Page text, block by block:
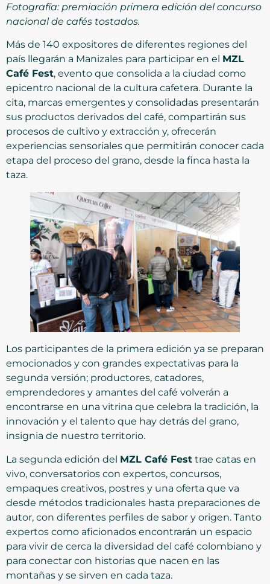
Fotografía: premiación primera edición del concurso
nacional de cafés tostados.
Más de 140 expositores de diferentes regiones del
país llegarán a Manizales para participar en el MZL
Café Fest, evento que consolida a la ciudad como
epicentro nacional de la cultura cafetera. Durante la
cita, marcas emergentes y consolidadas presentarán
sus productos derivados del café, compartirán sus
procesos de cultivo y extracción y, ofrecerán
experiencias sensoriales que permitirán conocer cada
etapa del proceso del grano, desde la finca hasta la
taza.
Los participantes de la primera edición ya se preparan
emocionados y con grandes expectativas para la
segunda versión; productores, catadores,
emprendedores y amantes del café volverán a
encontrarse en una vitrina que celebra la tradición, la
innovación y el talento que hay detrás del grano,
insignia de nuestro territorio.
La segunda edición del MZL Café Fest trae catas en
vivo, conversatorios con expertos, concursos,
empaques creativos, postres y una oferta que va
desde métodos tradicionales hasta preparaciones de
autor, con diferentes perfiles de sabor y origen. Tanto
expertos como aficionados encontrarán un espacio
para vivir de cerca la diversidad del café colombiano y
para conectar con historias que nacen en las
montañas y se sirven en cada taza.